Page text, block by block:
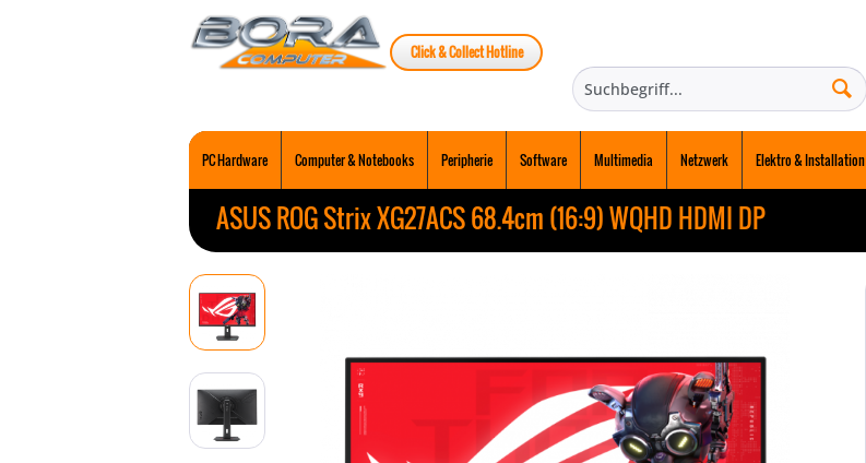
Click & Collect Hotline
PC Hardware Computer & Notebooks Peripherie Software Multimedia Netzwerk Elektro & Installation
ASUS ROG Strix XG27ACS 68.4cm (16:9) WQHD HDMI DP